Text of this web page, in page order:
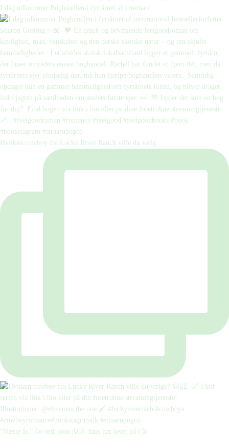
I dag udkommer Boghandlen i fyrtårnet af internati
Hvilken cowboy fra Lucky River Ranch ville du vælg
“Næste år.” To ord, som AGF-fans har levet på i år